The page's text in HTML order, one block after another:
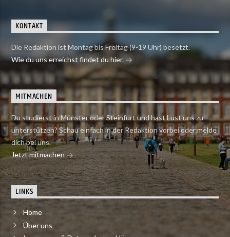
KONTAKT
Die Redaktion ist Montag bis Freitag (9-19 Uhr) besetzt.
Wie du uns erreichst findet du hier.
MITMACHEN
Du studierst in Münster oder Steinfurt und hast Lust uns zu
unterstützen? Schau einfach in der Redaktion vorbei oder melde
dich bei uns.
Jetzt mitmachen
LINKS
Home
Über uns